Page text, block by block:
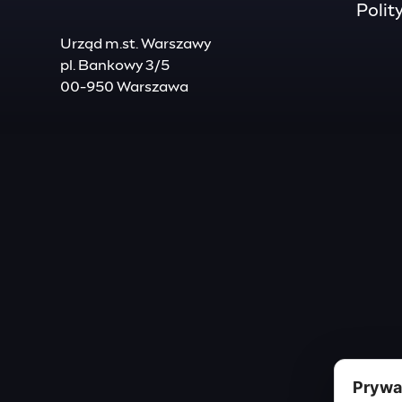
Urząd m.st. Warszawy
pl. Bankowy 3/5
00-950 Warszawa